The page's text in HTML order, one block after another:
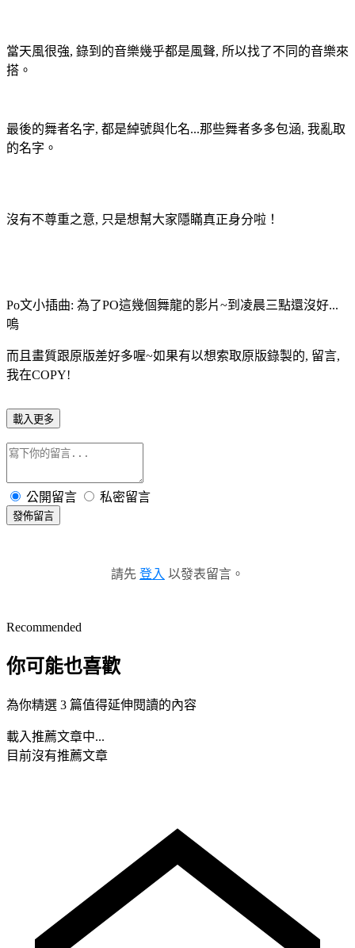
當天風很強, 錄到的音樂幾乎都是風聲, 所以找了不同的音樂來
搭。
最後的舞者名字, 都是綽號與化名...那些舞者多多包涵, 我亂取
的名字。
沒有不尊重之意, 只是想幫大家隱瞞真正身分啦！
Po文小插曲: 為了PO這幾個舞龍的影片~到凌晨三點還沒好...
嗚
而且畫質跟原版差好多喔~如果有以想索取原版錄製的, 留言,
我在COPY!
載入更多
公開留言 私密留言
發佈留言
請先 登入 以發表留言。
Recommended
你可能也喜歡
為你精選 3 篇值得延伸閱讀的內容
載入推薦文章中...
目前沒有推薦文章